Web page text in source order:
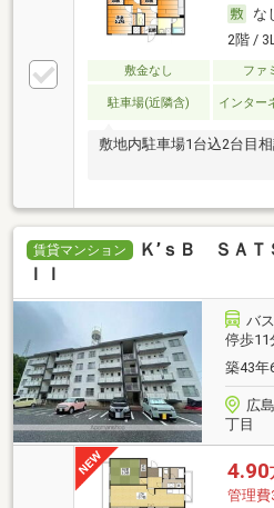
な
2階 /
敷金なし ファ
駐車場(近隣含) インター
敷地内駐車場1台込2台目
賃貸マンション
Ｋ’ｓＢ ＳＡＴ
ＩＩ
バ
停歩11
築43年
広
丁目
4.90
管理費